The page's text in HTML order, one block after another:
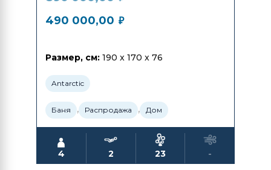
490 000,00 ₽
Размер, см: 190 x 170 x 76
Antarctic
Баня , Распродажа , Дом
4 2 23 -